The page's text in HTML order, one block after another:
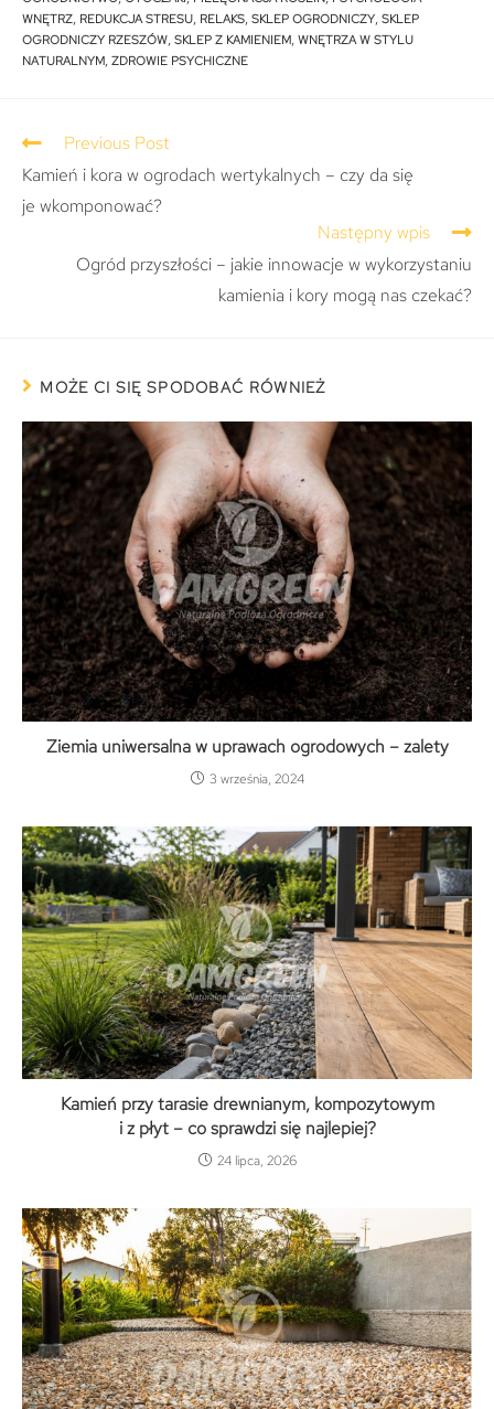
WNĘTRZ, REDUKCJA STRESU, RELAKS, SKLEP OGRODNICZY, SKLEP
OGRODNICZY RZESZÓW, SKLEP Z KAMIENIEM, WNĘTRZA W STYLU
NATURALNYM, ZDROWIE PSYCHICZNE
Previous Post
Kamień i kora w ogrodach wertykalnych – czy da się
je wkomponować?
Następny wpis
Ogród przyszłości – jakie innowacje w wykorzystaniu
kamienia i kory mogą nas czekać?
MOŻE CI SIĘ SPODOBAĆ RÓWNIEŻ
Ziemia uniwersalna w uprawach ogrodowych – zalety
3 września, 2024
Kamień przy tarasie drewnianym, kompozytowym
i z płyt – co sprawdzi się najlepiej?
24 lipca, 2026